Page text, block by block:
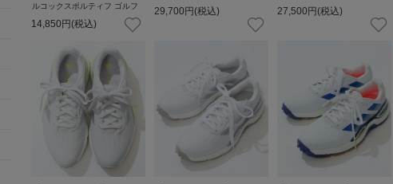
ルコックスポルティフ ゴルフ
14,850円(税込)
29,700円(税込) 27,500円(税込)